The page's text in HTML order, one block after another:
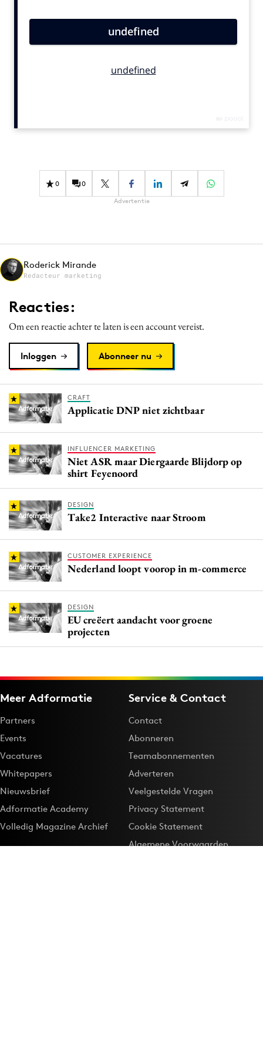
Carriere
Diversiteit
Interne communicatie
Martech
Media
PR
Programmatic
Purpose Marketing
Reputatie & crisis
0 0
Advertentie
Roderick Mirande
Redacteur marketing
Reacties:
Om een reactie achter te laten is een account vereist.
Inloggen Abonneer nu
CRAFT
Applicatie DNP niet zichtbaar
INFLUENCER MARKETING
Niet ASR maar Diergaarde Blijdorp op
shirt Feyenoord
DESIGN
Take2 Interactive naar Stroom
CUSTOMER EXPERIENCE
Nederland loopt voorop in m-commerce
DESIGN
EU creëert aandacht voor groene
projecten
Meer Adformatie
Partners
Events
Vacatures
Whitepapers
Nieuwsbrief
Adformatie Academy
Volledig Magazine Archief
Service & Contact
Contact
Abonneren
Teamabonnementen
Adverteren
Veelgestelde Vragen
Privacy Statement
Cookie Statement
Algemene Voorwaarden